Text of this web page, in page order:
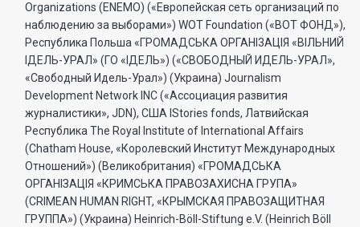
Organizations (ENEMO) («Европейская сеть организаций по
наблюдению за выборами») WOT Foundation («ВОТ ФОНД»),
Республика Польша «ГРОМАДСЬКА ОРГАНI3АЦIЯ «ВIЛЬНИЙ
IДЕЛЬ-УРАЛ» (ГО «IДЕЛЬ») («СВОБОДНЫЙ ИДЕЛЬ-УРАЛ»,
«Свободный Идель-Урал») (Украина) Journalism
Development Network INC («Ассоциация развития
журналистики», JDN), США IStories fonds, Латвийская
Республика The Royal Institute of International Affairs
(Chatham House, «Королевский Институт Международных
Отношений») (Великобритания) «ГРОМАДСЬКА
ОРГАНIЗАЦIЯ «КРИМСЬКА ПРАВОЗАХИСНА ГРУПА»
(CRIMEAN HUMAN RIGHT, «КРЫМСКАЯ ПРАВОЗАЩИТНАЯ
ГРУППА») (Украина) Heinrich-Böll-Stiftung e.V. (Heinrich Böll